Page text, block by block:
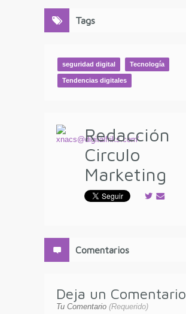
Tags
seguridad digital Tecnología
Tendencias digitales
Redacción
Circulo
Marketing
Comentarios
Deja un Comentario
Tu Comentario (Requerido)